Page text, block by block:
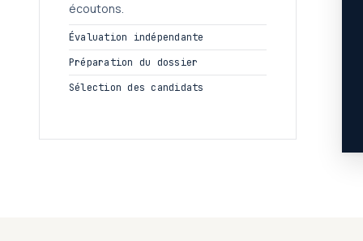
écoutons.
Évaluation indépendante
Préparation du dossier
Sélection des candidats